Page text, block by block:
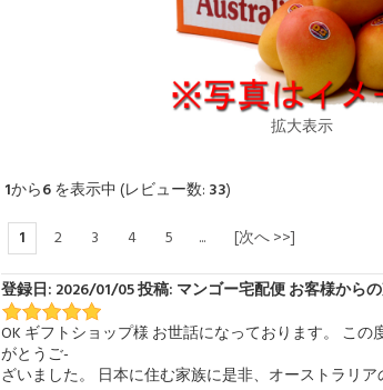
拡大表示
1から6を表示中 (レビュー数: 33)
1
2 3 4 5 ... [次へ >>]
登録日: 2026/01/05 投稿: マンゴー宅配便 お客様から
OK ギフトショップ様 お世話になっております。 こ
がとうご-
ざいました。 日本に住む家族に是非、オーストラリア